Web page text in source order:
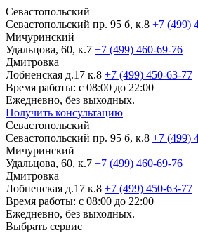
Севастопольский
Севастопольский пр. 95 б, к.8 +7 (499)
Мичуринский
Удальцова, 60, к.7 +7 (499) 460-69-76
Дмитровка
Лобненская д.17 к.8 +7 (499) 450-63-77
Время работы: с 08:00 до 22:00
Ежедневно, без выходных.
Получить консультацию
Севастопольский
Севастопольский пр. 95 б, к.8 +7 (499)
Мичуринский
Удальцова, 60, к.7 +7 (499) 460-69-76
Дмитровка
Лобненская д.17 к.8 +7 (499) 450-63-77
Время работы: с 08:00 до 22:00
Ежедневно, без выходных.
Выбрать сервис